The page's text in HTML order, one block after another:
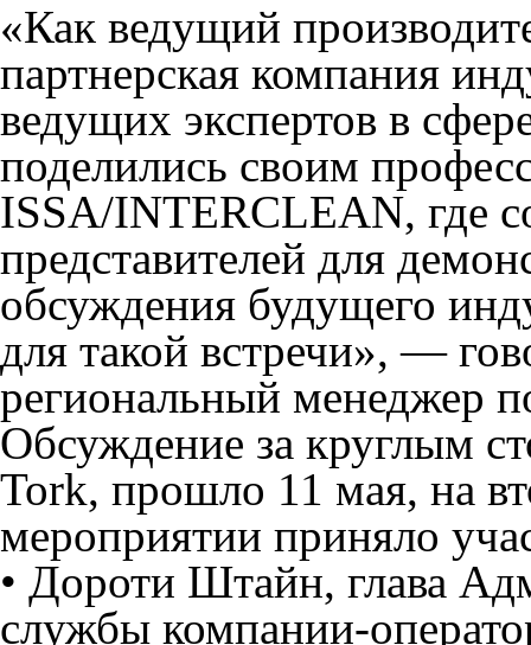
«Как ведущий
партнерская компания
ведущих экспертов в
поделились своим
ISSA/INTERCLEAN, где
представителей для
обсуждения будущего
для такой встречи», —
региональный менеджер
Обсуждение за круглым
Tork, прошло 11 мая, на
мероприятии приняло
• Дороти Штайн, глава
службы компании-